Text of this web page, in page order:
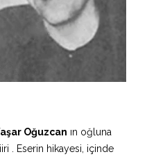
Oğuzcan ın oğluna
. Eserin hikayesi, içinde